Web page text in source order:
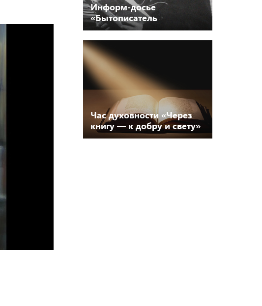
Информ-досье
«Бытописатель
нижегородской старины»
12+
Час духовности «Через
книгу — к добру и свету»
0+